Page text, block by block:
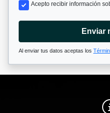
Acepto recibir información
Enviar
Al enviar tus datos aceptas los